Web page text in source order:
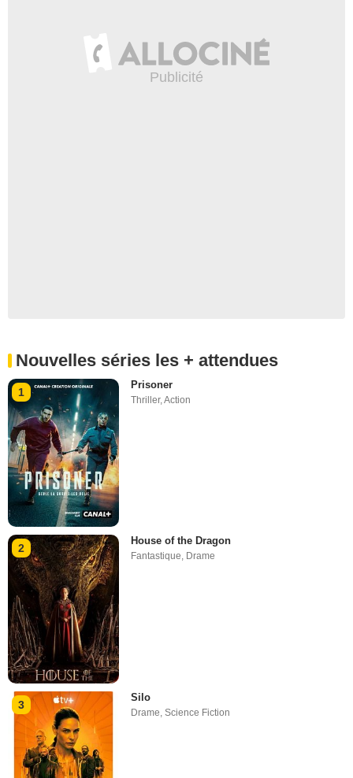
Nouvelles séries les + attendues
1
Prisoner
Thriller,Action
2
House of the Dragon
Fantastique, Drame
3
Silo
Drame ,Science Fiction